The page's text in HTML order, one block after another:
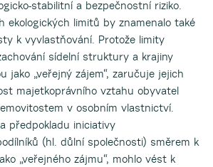
stabilitní a bezpečnostní riziko.
ekologických limitů by znamenalo také
k vyvlastňování. Protože limity
sídelní struktury a krajiny
jako „veřejný zájem“, zaručuje jejich
majetkoprávního vztahu obyvatel
v osobním vlastnictví.
předpokladu iniciativy
(hl. důlní společnosti) směrem k
„veřejného zájmu“, mohlo vést k